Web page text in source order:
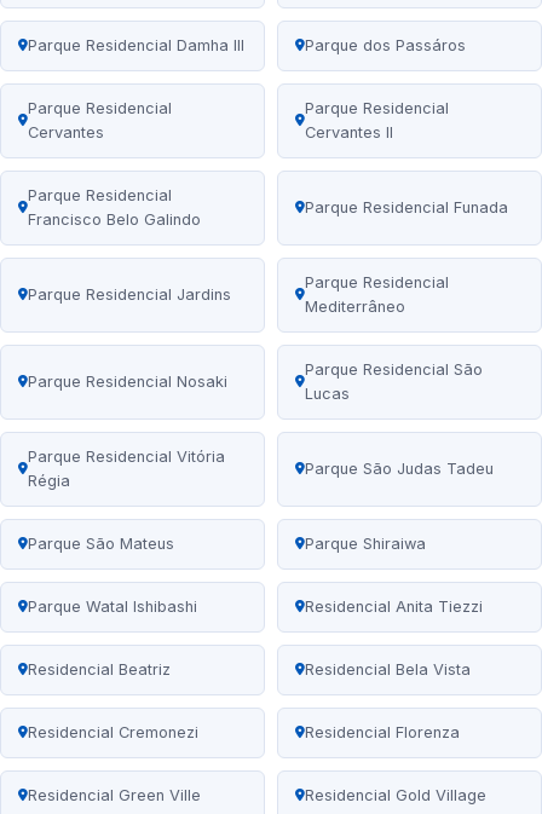
Parque Residencial Damha III Parque dos Passáros
Parque Residencial
Cervantes
Parque Residencial
Cervantes II
Parque Residencial
Francisco Belo Galindo
Parque Residencial Funada
Parque Residencial Jardins
Parque Residencial
Mediterrâneo
Parque Residencial Nosaki
Parque Residencial São
Lucas
Parque Residencial Vitória
Régia
Parque São Judas Tadeu
Parque São Mateus Parque Shiraiwa
Parque Watal Ishibashi Residencial Anita Tiezzi
Residencial Beatriz Residencial Bela Vista
Residencial Cremonezi Residencial Florenza
Residencial Green Ville Residencial Gold Village